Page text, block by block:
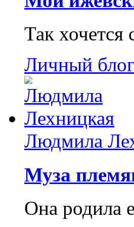
Так хочется
Личный блог
Людмила
Муза
Она родила